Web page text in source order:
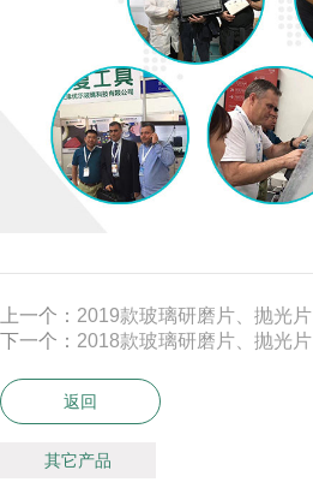
上一个： 2019款玻璃研磨片、抛光片
下一个： 2018款玻璃研磨片、抛光片
返回
其它产品